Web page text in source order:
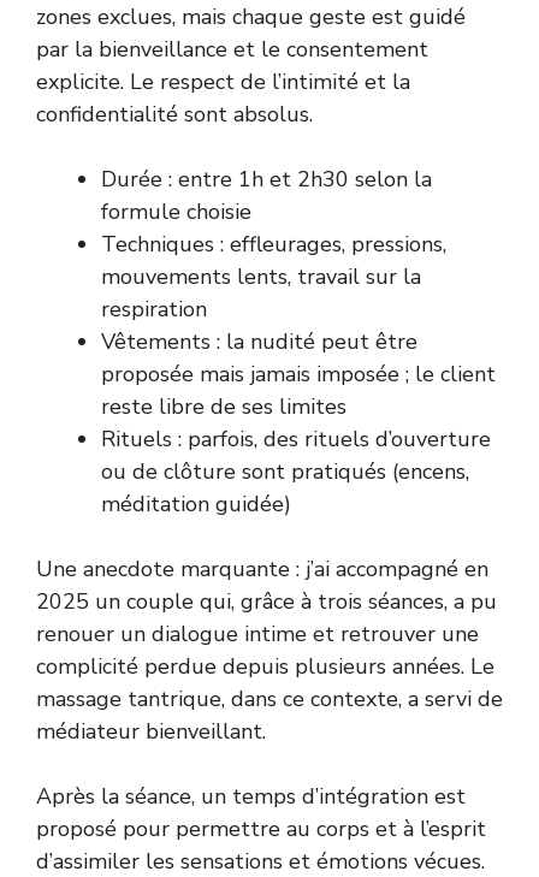
zones exclues, mais chaque geste est guidé
par la bienveillance et le consentement
explicite. Le respect de l’intimité et la
confidentialité sont absolus.
Durée : entre 1h et 2h30 selon la
formule choisie
Techniques : effleurages, pressions,
mouvements lents, travail sur la
respiration
Vêtements : la nudité peut être
proposée mais jamais imposée ; le client
reste libre de ses limites
Rituels : parfois, des rituels d’ouverture
ou de clôture sont pratiqués (encens,
méditation guidée)
Une anecdote marquante : j’ai accompagné en
2025 un couple qui, grâce à trois séances, a pu
renouer un dialogue intime et retrouver une
complicité perdue depuis plusieurs années. Le
massage tantrique, dans ce contexte, a servi de
médiateur bienveillant.
Après la séance, un temps d’intégration est
proposé pour permettre au corps et à l’esprit
d’assimiler les sensations et émotions vécues.